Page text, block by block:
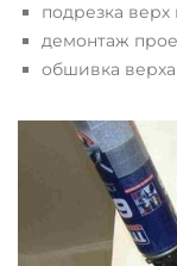
подрезка верх
демонтаж
обшивка